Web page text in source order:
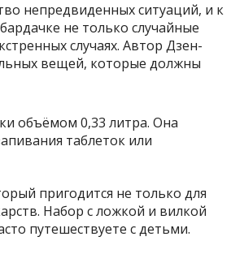
непредвиденных ситуаций, и к
не только случайные
случаях. Автор Дзен-
вещей, которые должны
объёмом 0,33 литра. Она
таблеток или
пригодится не только для
Набор с ложкой и вилкой
путешествуете с детьми.